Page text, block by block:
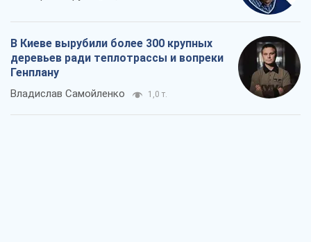
В Киеве вырубили более 300 крупных
деревьев ради теплотрассы и вопреки
Генплану
Владислав Самойленко 1,0 т.